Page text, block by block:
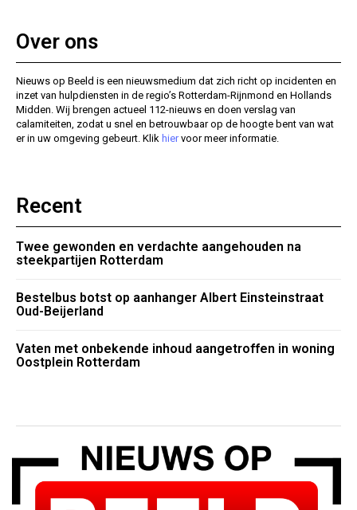
Over ons
Nieuws op Beeld is een nieuwsmedium dat zich richt op incidenten en
inzet van hulpdiensten in de regio’s Rotterdam-Rijnmond en Hollands
Midden. Wij brengen actueel 112-nieuws en doen verslag van
calamiteiten, zodat u snel en betrouwbaar op de hoogte bent van wat
er in uw omgeving gebeurt. Klik hiervoor meer informatie.
Recent
Twee gewonden en verdachte aangehouden na
steekpartijen Rotterdam
Bestelbus botst op aanhanger Albert Einsteinstraat
Oud-Beijerland
Vaten met onbekende inhoud aangetroffen in woning
Oostplein Rotterdam